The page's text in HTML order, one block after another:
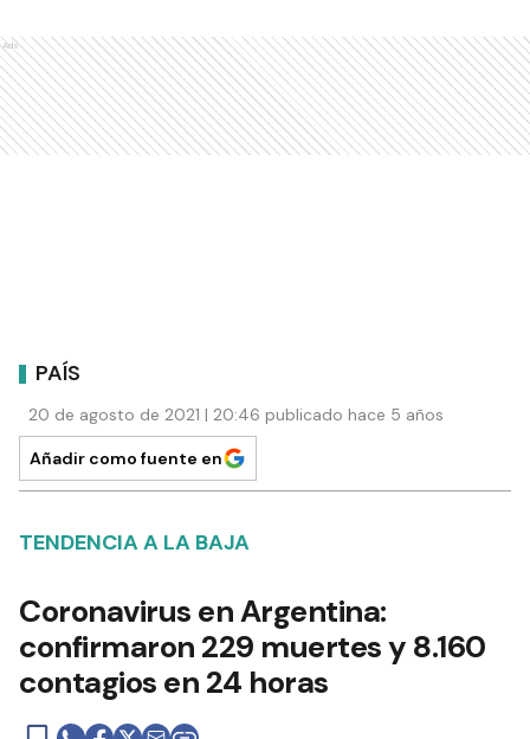
Ads
PAÍS
20 de agosto de 2021 | 20:46 publicado hace 5 años
Añadir como fuente en
TENDENCIA A LA BAJA
Coronavirus en Argentina:
confirmaron 229 muertes y 8.160
contagios en 24 horas